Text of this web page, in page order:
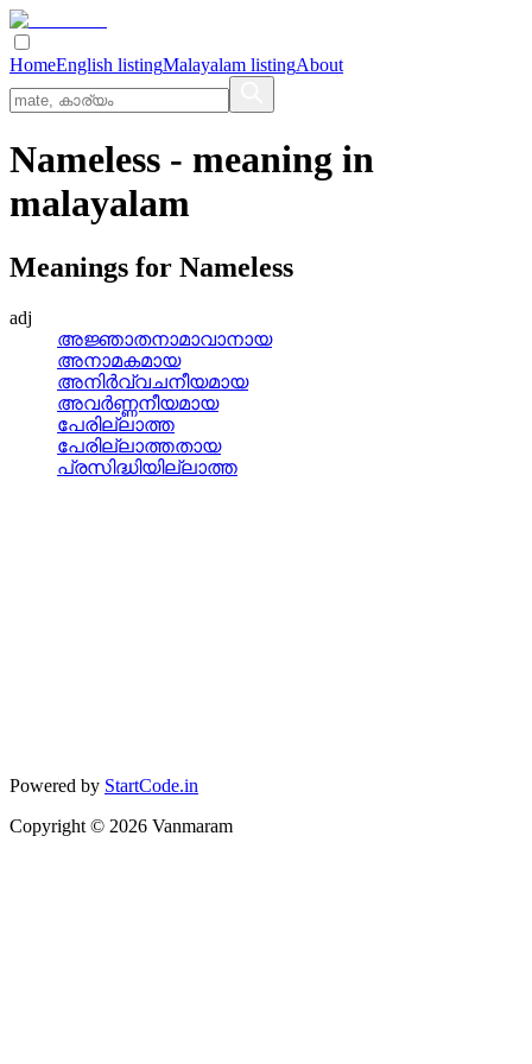
HomeEnglish listingMalayalam listingAbout
Nameless - meaning in
malayalam
Meanings for Nameless
adj
അജ്ഞാതനാമാവാനായ
അനാമകമായ
അനിര്‍വ്വചനീയമായ
അവര്‍ണ്ണനീയമായ
പേരില്ലാത്ത
പേരില്ലാത്തതായ
പ്രസിദ്ധിയില്ലാത്ത
Powered by StartCode.in
Copyright © 2026 Vanmaram